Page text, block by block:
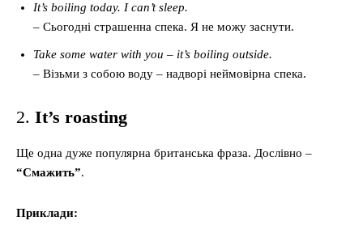
It’s boiling today. I can’t sleep.
– Сьогодні страшенна спека. Я не можу заснути.
Take some water with you – it’s boiling outside.
– Візьми з собою воду – надворі неймовірна спека.
2. It’s roasting
Ще одна дуже популярна британська фраза. Дослівно –
“Смажить”.
Приклади: